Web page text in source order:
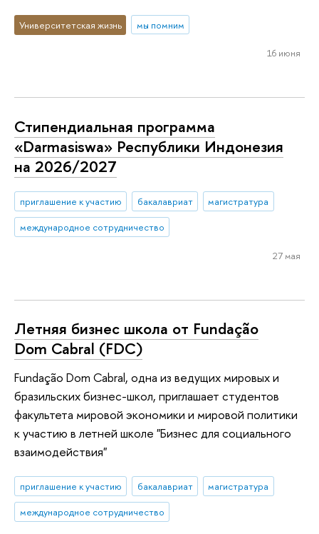
Университетская жизнь мы помним
16 июня
Стипендиальная программа
«Darmasiswa» Республики Индонезия
на 2026/2027
приглашение к участию бакалавриат
магистратура
международное сотрудничество
27 мая
Летняя бизнес школа от Fundação
Dom Cabral (FDC)
Fundação Dom Cabral, одна из ведущих мировых и
бразильских бизнес-школ, приглашает студентов
факультета мировой экономики и мировой политики
к участию в летней школе "Бизнес для социального
взаимодействия"
приглашение к участию бакалавриат
магистратура
международное сотрудничество